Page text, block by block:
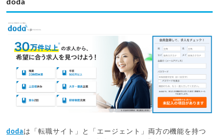
doda
dodaは「転職サイト」と「エージェント」両方の機能を持つ